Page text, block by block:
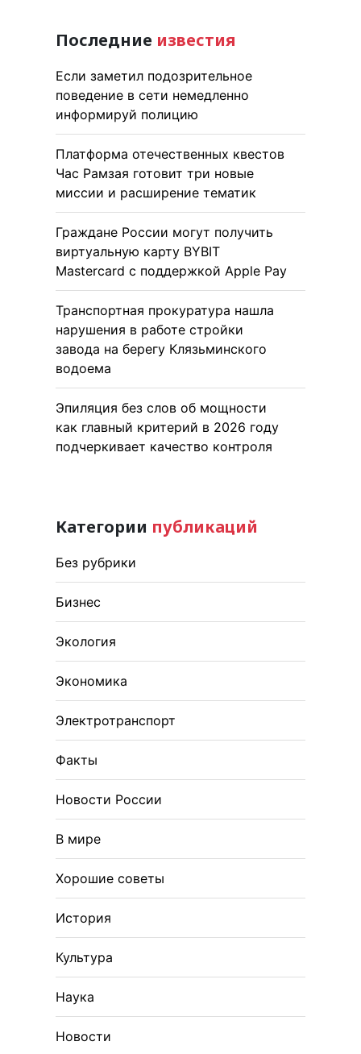
Последние известия
Если заметил подозрительное
поведение в сети немедленно
информируй полицию
Платформа отечественных квестов
Час Рамзая готовит три новые
миссии и расширение тематик
Граждане России могут получить
виртуальную карту BYBIT
Mastercard с поддержкой Apple Pay
Транспортная прокуратура нашла
нарушения в работе стройки
завода на берегу Клязьминского
водоема
Эпиляция без слов об мощности
как главный критерий в 2026 году
подчеркивает качество контроля
Категории публикаций
Без рубрики
Бизнес
Экология
Экономика
Электротранспорт
Факты
Новости России
В мире
Хорошие советы
История
Культура
Наука
Новости